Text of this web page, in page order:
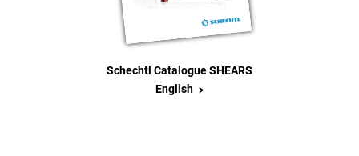
Schechtl Catalogue SHEARS
English >